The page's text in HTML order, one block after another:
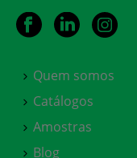
Quem somos
Catálogos
Amostras
Blog